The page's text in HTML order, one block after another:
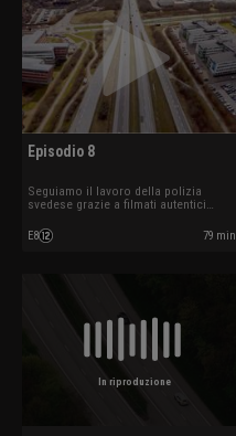
Episodio 8
Seguiamo il lavoro della polizia
svedese grazie a filmati autentici
E8 79 min
In riproduzione